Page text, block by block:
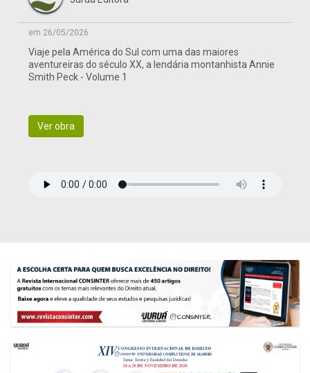
em 26/05/2026
Viaje pela América do Sul com uma das maiores
aventureiras do século XX, a lendária montanhista Annie
Smith Peck - Volume 1
Ver obra